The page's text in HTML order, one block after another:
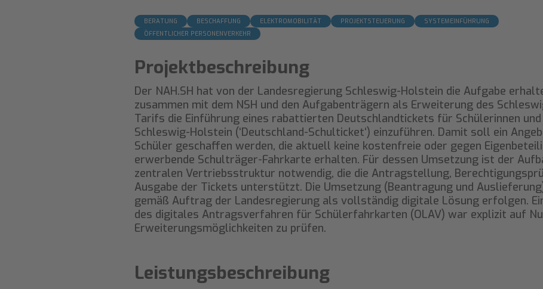
BERATUNG BESCHAFFUNG ELEKTROMOBILITÄT PROJEKTSTEUERUNG
SYSTEMEINFÜHRUNG
ÖFFENTLICHER PERSONENVERKEHR
Projektbeschreibung
Der NAH.SH hat von der Landesregierung Schleswig-Holstein die Aufgabe
zusammen mit dem NSH und den Aufgabenträgern als Erweiterung des
Tarifs die Einführung eines rabattierten Deutschlandtickets für Schülerinnen und
Schleswig-Holstein (‘Deutschland-Schulticket‘) einzuführen. Damit soll ein
Schüler geschaffen werden, die aktuell keine kostenfreie oder gegen
erwerbende Schulträger-Fahrkarte erhalten. Für dessen Umsetzung ist der
zentralen Vertriebsstruktur notwendig, die die Antragstellung,
Ausgabe der Tickets unterstützt. Die Umsetzung (Beantragung und
gemäß Auftrag der Landesregierung als vollständig digitale Lösung erfolgen.
des digitales Antragsverfahren für Schülerfahrkarten (OLAV) war explizit auf
Erweiterungsmöglichkeiten zu prüfen.
Leistungsbeschreibung